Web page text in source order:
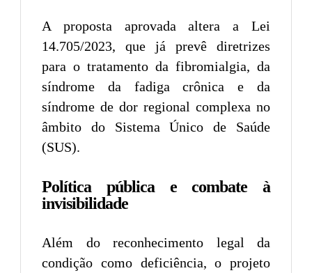
A proposta aprovada altera a Lei
14.705/2023, que já prevê diretrizes
para o tratamento da fibromialgia, da
síndrome da fadiga crônica e da
síndrome de dor regional complexa no
âmbito do Sistema Único de Saúde
(SUS).
Política pública e combate à
invisibilidade
Além do reconhecimento legal da
condição como deficiência, o projeto